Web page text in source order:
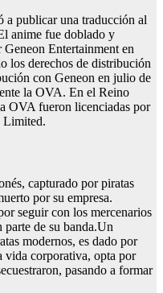
a publicar una traducción al
anime fue doblado y
Entertainment en
los derechos de distribución
con Geneon en julio de
la OVA. En el Reino
OVA fueron licenciadas por
Limited.
capturado por piratas
por su empresa.
seguir con los mercenarios
parte de su banda.Un
modernos, es dado por
vida corporativa, opta por
pasando a formar